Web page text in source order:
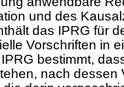
und des
das IPRG für
Vorschriften in
bestimmt,
nach dessen